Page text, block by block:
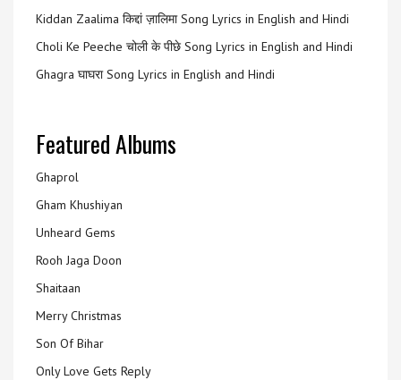
Kiddan Zaalima किद्दां ज़ालिमा Song Lyrics in English and Hindi
Choli Ke Peeche चोली के पीछे Song Lyrics in English and Hindi
Ghagra घाघरा Song Lyrics in English and Hindi
Featured Albums
Ghaprol
Gham Khushiyan
Unheard Gems
Rooh Jaga Doon
Shaitaan
Merry Christmas
Son Of Bihar
Only Love Gets Reply